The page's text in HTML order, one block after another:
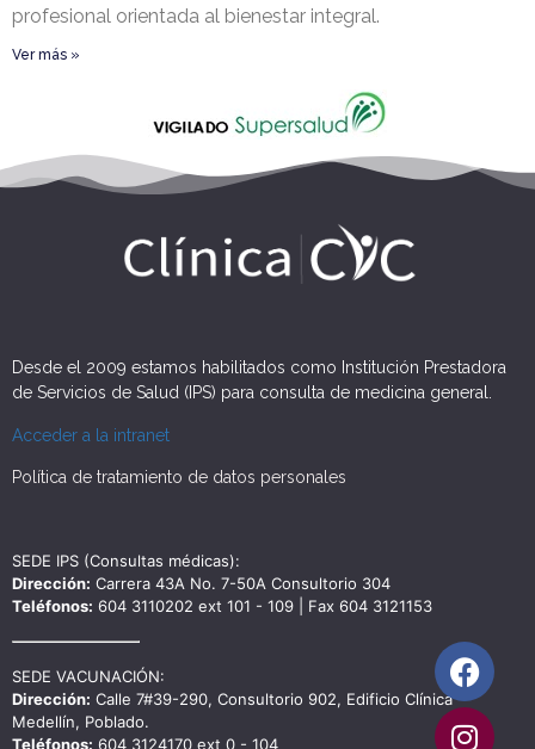
profesional orientada al bienestar integral.
Ver más »
Desde el 2009 estamos habilitados como Institución Prestadora
de Servicios de Salud (IPS) para consulta de medicina general.
Acceder a la intranet
Política de tratamiento de datos personales
SEDE IPS (Consultas médicas):
Dirección: Carrera 43A No. 7-50A Consultorio 304
Teléfonos: 604 3110202 ext 101 - 109 | Fax 604 3121153
SEDE VACUNACIÓN:
Dirección: Calle 7#39-290, Consultorio 902, Edificio Clínica
Medellín, Poblado.
Teléfonos: 604 3124170 ext 0 - 104